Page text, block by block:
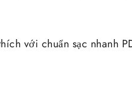
với chuẩn sạc nhanh